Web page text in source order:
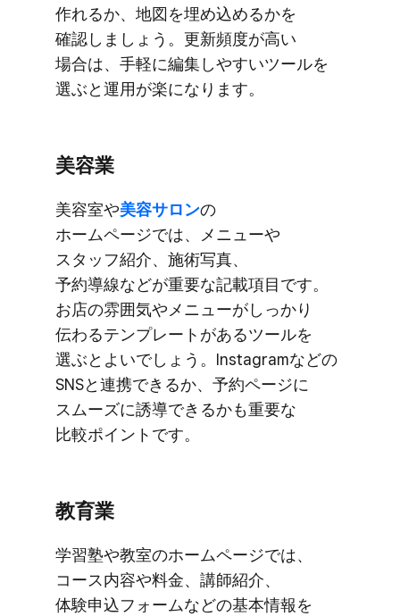
作れるか、​地図を​埋め込めるかを​
確認しましょう。​更新頻度が​高い​
場合は、​手軽に​編集しやすい​ツールを​
選ぶと​運用が​楽に​なります。
美容業
美容室や​​美容サロンの​
ホームページでは、​メニューや​
スタッフ紹介、​施術写真、​
予約導線などが​重要な​記載項目です。​
お店の​​雰囲気や​​メニューが​​しっかり​​
伝わる​​テンプレートが​​ある​​ツールを​​
選ぶと​​よいでしょう。​Instagramなどの​
SNSと​連携できるか、​予約ページに​
スムーズに​誘導できるかも​重要な​
比較ポイントです。
教育業
学習塾や​教室の​ホームページでは、​
コース内容や​料金、​講師紹介、​
体験申込フォームなどの​基本情報を​